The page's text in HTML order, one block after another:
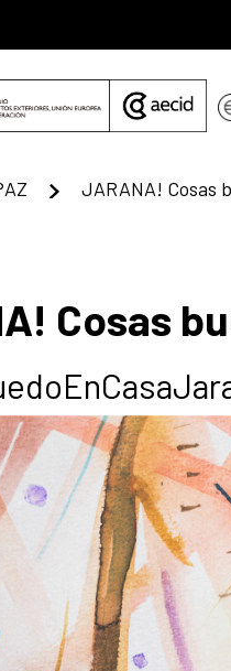
JARANA! Cosas
Cosas